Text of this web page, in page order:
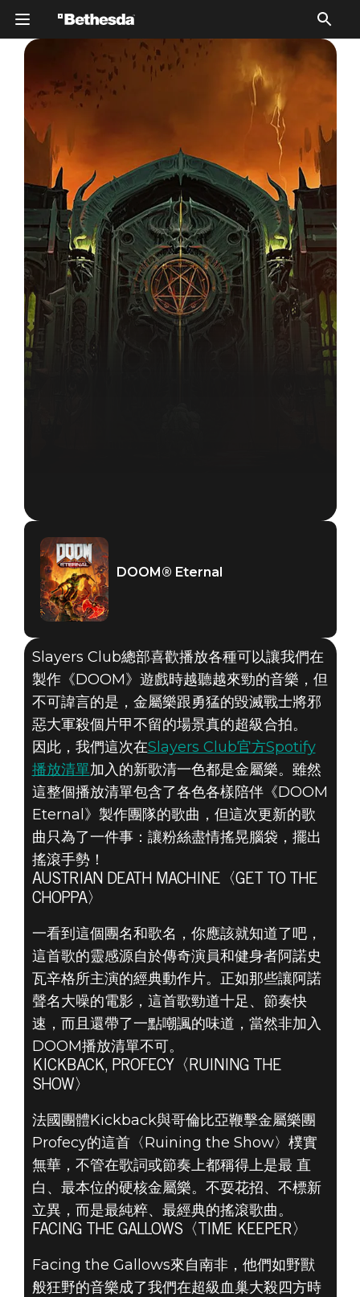
DOOM® Eternal
2021年2月17日
你的二月DOOM
靈感播放清單
DOOM® Eternal
Slayers Club總部喜歡播放各種可以讓我們在
製作《DOOM》遊戲時越聽越來勁的音樂，但
不可諱言的是，金屬樂跟勇猛的毀滅戰士將邪
惡大軍殺個片甲不留的場景真的超級合拍。
因此，我們這次在Slayers Club官方Spotify
播放清單加入的新歌清一色都是金屬樂。雖然
這整個播放清單包含了各色各樣陪伴《DOOM
Eternal》製作團隊的歌曲，但這次更新的歌
曲只為了一件事：讓粉絲盡情搖晃腦袋，擺出
搖滾手勢！
AUSTRIAN DEATH MACHINE〈GET TO THE
CHOPPA〉
一看到這個團名和歌名，你應該就知道了吧，
這首歌的靈感源自於傳奇演員和健身者阿諾史
瓦辛格所主演的經典動作片。正如那些讓阿諾
聲名大噪的電影，這首歌勁道十足、節奏快
速，而且還帶了一點嘲諷的味道，當然非加入
DOOM播放清單不可。
KICKBACK, PROFECY〈RUINING THE
SHOW〉
法國團體Kickback與哥倫比亞鞭擊金屬樂團
Profecy的這首〈Ruining the Show〉樸實
無華，不管在歌詞或節奏上都稱得上是最 直
白、最本位的硬核金屬樂。不耍花招、不標新
立異，而是最純粹、最經典的搖滾歌曲。
FACING THE GALLOWS〈TIME KEEPER〉
Facing the Gallows來自南非，他們如野獸
般狂野的音樂成了我們在超級血巢大殺四方時